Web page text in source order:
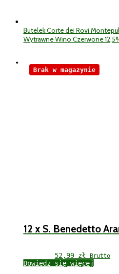
Butelek Corte dei Rovi
Wytrawne Wino Czerwone
12 x S. Benedetto
52,99 zł Brutto
Dowiedz się więcej
Brak w magazynie